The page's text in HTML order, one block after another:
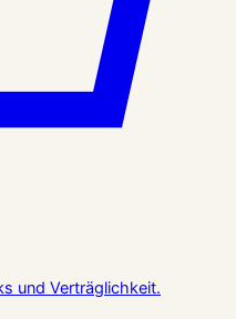
und Verträglichkeit.